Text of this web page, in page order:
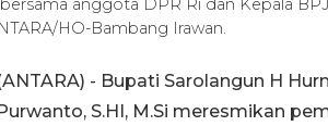
anggota DPR Ri dan Kepala
HO-Bambang Irawan.
- Bupati Sarolangun H
S.HI, M.Si meresmikan